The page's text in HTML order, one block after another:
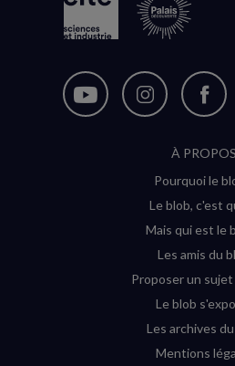
Nous
Nous
Instagram
(nouvelle
Nous
sur
À PROPOS
Pourquoi le
Le blob, c'est
Mais qui est le
Les amis du
Proposer un sujet
Le blob
Les archives
Mentions